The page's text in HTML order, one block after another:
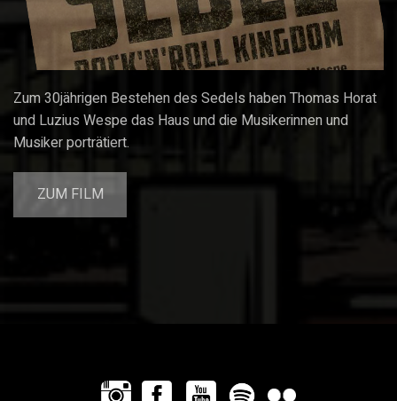
Zum 30jährigen Bestehen des Sedels haben Thomas Horat
und Luzius Wespe das Haus und die Musikerinnen und
Musiker porträtiert.
ZUM FILM